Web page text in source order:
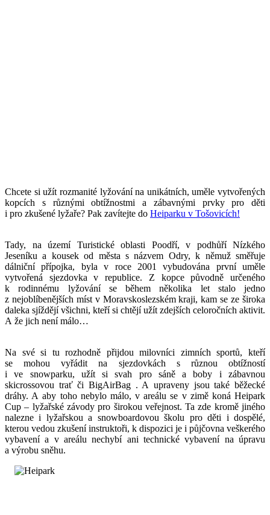
Chcete si užít rozmanité lyžování na unikátních, uměle vytvořených
kopcích s různými obtížnostmi a zábavnými prvky pro děti
i pro zkušené lyžaře? Pak zavítejte do Heiparku v Tošovicích!
Tady, na území Turistické oblasti Poodří, v podhůří Nízkého
Jeseníku a kousek od města s názvem Odry, k němuž směřuje
dálniční přípojka, byla v roce 2001 vybudována první uměle
vytvořená sjezdovka v republice. Z kopce původně určeného
k rodinnému lyžování se během několika let stalo jedno
z nejoblíbenějších míst v Moravskoslezském kraji, kam se ze široka
daleka sjíždějí všichni, kteří si chtějí užít zdejších celoročních aktivit.
A že jich není málo…
Na své si tu rozhodně přijdou milovníci zimních sportů, kteří
se mohou vyřádit na sjezdovkách s různou obtížností
i ve snowparku, užít si svah pro sáně a boby i zábavnou
skicrossovou trať či BigAirBag . A upraveny jsou také běžecké
dráhy. A aby toho nebylo málo, v areálu se v zimě koná Heipark
Cup – lyžařské závody pro širokou veřejnost. Ta zde kromě jiného
nalezne i lyžařskou a snowboardovou školu pro děti i dospělé,
kterou vedou zkušení instruktoři, k dispozici je i půjčovna veškerého
vybavení a v areálu nechybí ani technické vybavení na úpravu
a výrobu sněhu.